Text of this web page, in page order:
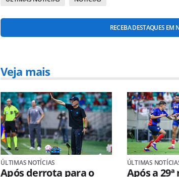
RECEBA DESTAQUES EM
Veja mais
ÚLTIMAS NOTÍCIAS
Após derrota para o
ÚLTIMAS
Após a